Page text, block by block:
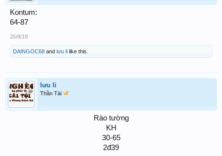
Kontum:
64-87
26/8/18
DAINGOC68 and lưu li like this.
lưu li
Thần Tài
Rào tường
KH
30-65
2đ39​